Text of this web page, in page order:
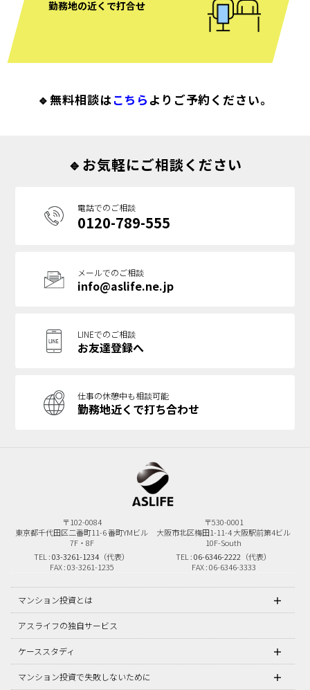
勤務地の近くで打合せ
🔹無料相談はこちら よりご予約ください。
🔹お気軽にご相談ください
電話でのご相談
0120-789-555
メールでのご相談
info@aslife.ne.jp
LINEでのご相談
お友達登録へ
仕事の休憩中も相談可能
勤務地近くで打ち合わせ
〒102-0084
東京都千代田区二番町11-6番町YMビル
7F・8F
TEL :03-3261-1234 （代表）
FAX : 03-3261-1235
〒530-0001
大阪市北区梅田1-11-4大阪駅前第4ビル
10F-South
TEL :06-6346-2222 （代表）
FAX : 06-6346-3333
マンション投資とは
アスライフの独自サービス
ケーススタディ
マンション投資で失敗しないために